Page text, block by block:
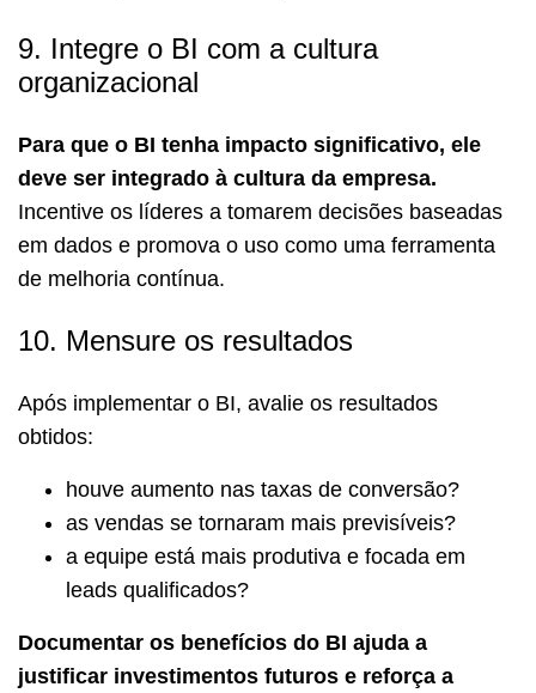
9. Integre o BI com a cultura
organizacional
Para que o BI tenha impacto significativo, ele
deve ser integrado à cultura da empresa.
Incentive os líderes a tomarem decisões baseadas
em dados e promova o uso como uma ferramenta
de melhoria contínua.
10. Mensure os resultados
Após implementar o BI, avalie os resultados
obtidos:
houve aumento nas taxas de conversão?
as vendas se tornaram mais previsíveis?
a equipe está mais produtiva e focada em
leads qualificados?
Documentar os benefícios do BI ajuda a
justificar investimentos futuros e reforça a